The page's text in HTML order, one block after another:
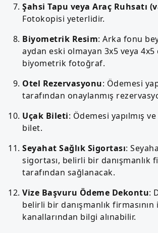
Şahsi Tapu veya Araç Ruhsatı
Fotokopisi yeterlidir.
Biyometrik Resim: Arka fonu
aydan eski olmayan 3x5 veya 4x5
biyometrik fotoğraf.
Otel Rezervasyonu: Ödemesi
tarafından onaylanmış
Uçak Bileti: Ödemesi yapılmış
bilet.
Seyahat Sağlık Sigortası:
sigortası, belirli bir danışmanlık
tarafından sağlanacak.
Vize Başvuru Ödeme Dekontu:
belirli bir danışmanlık
kanallarından bilgi alınabilir.